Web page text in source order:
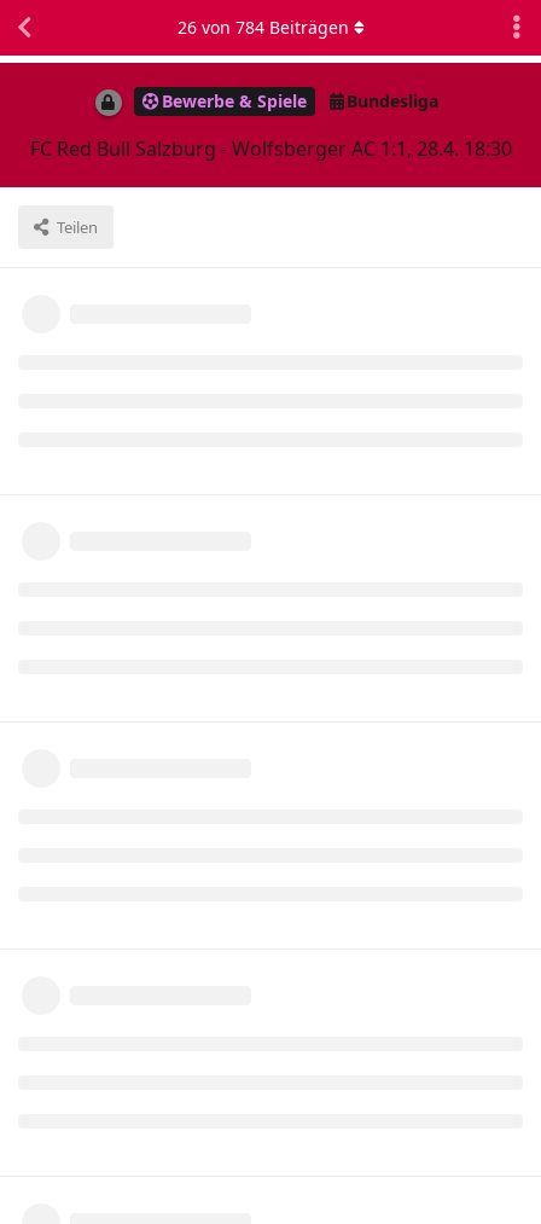
Bewerbe & Spiele Bundesliga
FC Red Bull Salzburg - Wolfsberger AC 1:1, 28.4. 18:30
Teilen
26von 784Beiträgen